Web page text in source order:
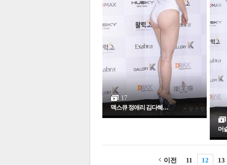
17
맥스큐 정애리 김다혜…
머
이전 11 12 13